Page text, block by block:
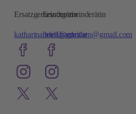
Ersatzgemeinderätin
katharina.hierl@gmx.at
Ersatzgemeinderätin
heidi.hagleithen@gmail.com